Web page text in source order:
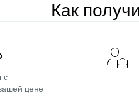
Как
с
цене